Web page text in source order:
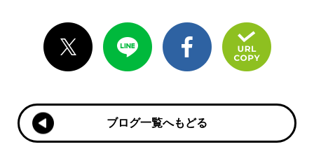
ブログ一覧へもどる
ブログ一覧へもどる